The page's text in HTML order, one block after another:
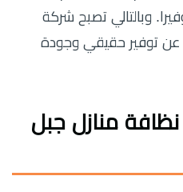
وبالتالي تصبح شركة
عن توفير حقيقي وجودة
منازل جبل